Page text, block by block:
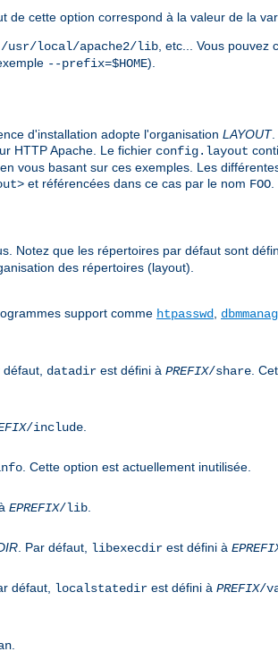
de cette option correspond à la valeur de la
/usr/local/apache2/lib, etc... Vous pouvez
--prefix=$HOME).
d'installation adopte l'organisation LAYOUT.
HTTP Apache. Le fichier config.layout
vous basant sur ces exemples. Les
et référencées dans ce cas par le nom FOO
Notez que les répertoires par défaut sont
des répertoires (layout).
support comme htpasswd
défaut, datadir est défini à PREFIX/share .
/include
. Cette option est actuellement inutilisée.
EPREFIX/lib
. Par défaut, libexecdir est défini à
défaut, localstatedir est défini à PREFIX/